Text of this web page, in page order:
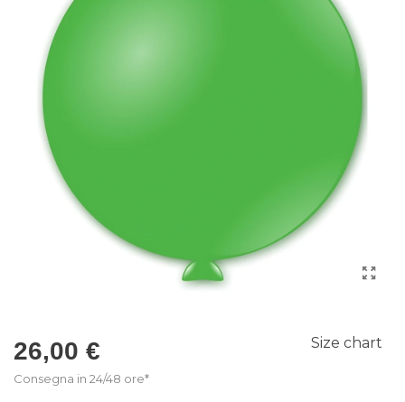
26,00 €
Consegna in 24/48 ore*
Size chart